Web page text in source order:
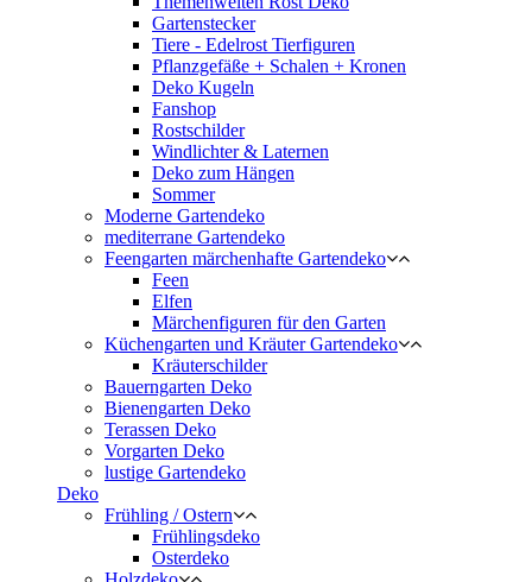
Gartenstecker
Tiere - Edelrost Tierfiguren
Pflanzgefäße + Schalen + Kronen
Deko Kugeln
Fanshop
Rostschilder
Windlichter & Laternen
Deko zum Hängen
Sommer
Moderne Gartendeko
mediterrane Gartendeko
Feengarten märchenhafte Gartendeko
Feen
Elfen
Märchenfiguren für den Garten
Küchengarten und Kräuter Gartendeko
Kräuterschilder
Bauerngarten Deko
Bienengarten Deko
Terassen Deko
Vorgarten Deko
lustige Gartendeko
Deko
Frühling / Ostern
Frühlingsdeko
Osterdeko